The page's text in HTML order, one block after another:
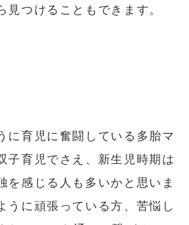
見つけることもできます。
に育児に奮闘している多胎マ
子育児でさえ、新生児時期は
を感じる人も多いかと思いま
うに頑張っている方、苦悩し